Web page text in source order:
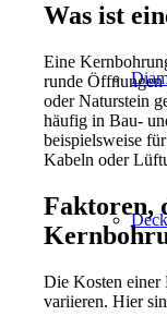
Was ist
Eine
runde
oder Naturstein
häufig in Bau-
beispielsweise
Kabeln oder
Faktoren,
Die Kosten einer
variieren. Hier